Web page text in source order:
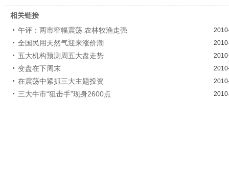
相关链接
午评：两市窄幅震荡 农林牧渔走强
全国民用天然气迎来涨价潮
五大机构预测周五大盘走势
变盘在下周末
在震荡中紧抓三大主题投资
三大牛市“狙击手”现身2600点